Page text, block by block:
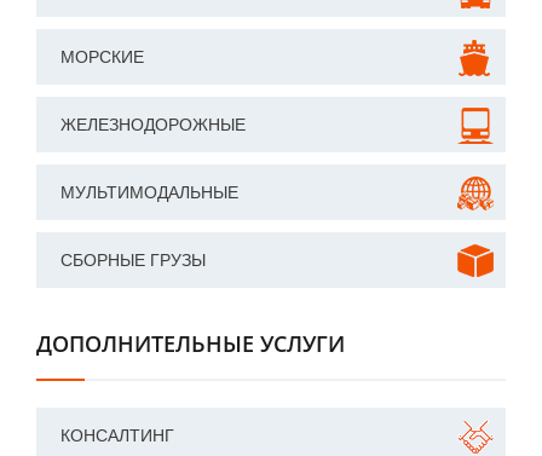
МОРСКИЕ
ЖЕЛЕЗНОДОРОЖНЫЕ
МУЛЬТИМОДАЛЬНЫЕ
СБОРНЫЕ ГРУЗЫ
ДОПОЛНИТЕЛЬНЫЕ УСЛУГИ
КОНСАЛТИНГ